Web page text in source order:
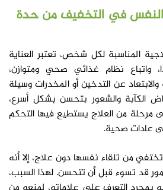
في التخفيف من حدة
المناسبة لكل شخص، تعتبر العناية
واتباع نظام غذائي صحي ومتوازن،
والابتعاد عن التدخين أو المخدرات وسيلة
الكآبة والشعور بتحسن بشكل أسرع،
من العلاج يستطيع فيها التحكم
عادات صحية.
من تلقاء نفسها دون علاج، إلا أنه
قد تسوء قبل أن تتحسن. لهذا السبب،